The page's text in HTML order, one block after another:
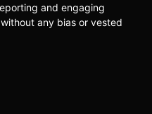
and engaging
any bias or vested